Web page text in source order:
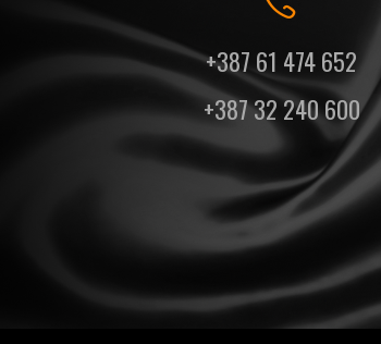
+387 61 474 652
+387 32 240 600